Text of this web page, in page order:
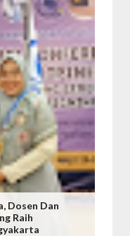
Dosen Dan
Raih